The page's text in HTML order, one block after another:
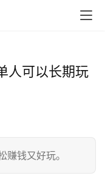
人可以长期玩
钱又好玩。